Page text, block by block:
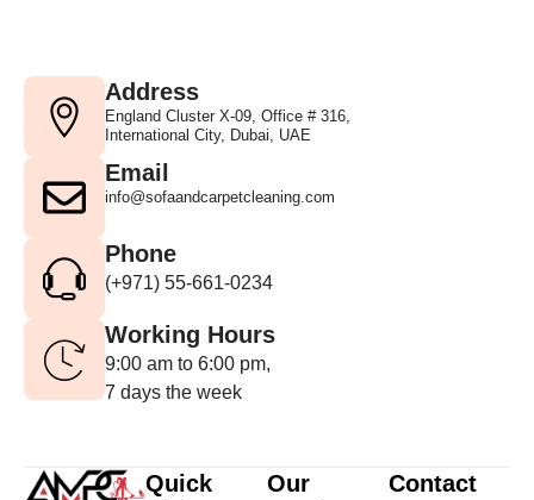
Address
England Cluster X-09, Office # 316,
International City, Dubai, UAE
Email
info@sofaandcarpetcleaning.com
Phone
(+971) 55-661-0234
Working Hours
9:00 am to 6:00 pm,
7 days the week
Quick
Our
Contact